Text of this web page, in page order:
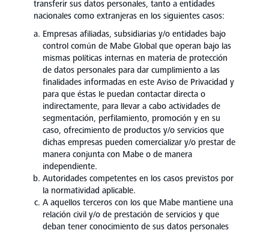
transferir sus datos personales, tanto a entidades
nacionales como extranjeras en los siguientes casos:
Empresas afiliadas, subsidiarias y/o entidades bajo
control común de Mabe Global que operan bajo las
mismas políticas internas en materia de protección
de datos personales para dar cumplimiento a las
finalidades informadas en este Aviso de Privacidad y
para que éstas le puedan contactar directa o
indirectamente, para llevar a cabo actividades de
segmentación, perfilamiento, promoción y en su
caso, ofrecimiento de productos y/o servicios que
dichas empresas pueden comercializar y/o prestar de
manera conjunta con Mabe o de manera
independiente.
Autoridades competentes en los casos previstos por
la normatividad aplicable.
A aquellos terceros con los que Mabe mantiene una
relación civil y/o de prestación de servicios y que
deban tener conocimiento de sus datos personales